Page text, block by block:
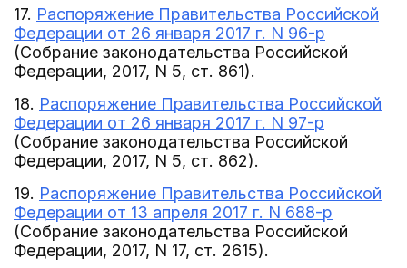
17. Распоряжение Правительства Российской
Федерации от 26 января 2017 г. N 96-р
(Собрание законодательства Российской
Федерации, 2017, N 5, ст. 861).
18. Распоряжение Правительства Российской
Федерации от 26 января 2017 г. N 97-р
(Собрание законодательства Российской
Федерации, 2017, N 5, ст. 862).
19. Распоряжение Правительства Российской
Федерации от 13 апреля 2017 г. N 688-р
(Собрание законодательства Российской
Федерации, 2017, N 17, ст. 2615).